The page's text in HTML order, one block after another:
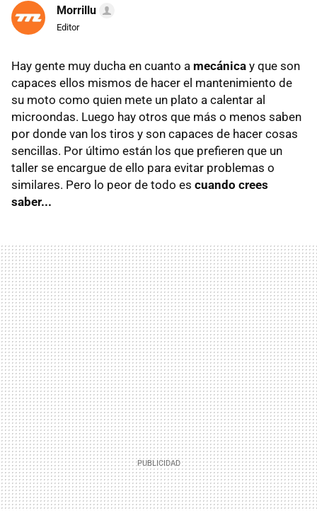
Morrillu
Editor
Hay gente muy ducha en cuanto a mecánica y que son
capaces ellos mismos de hacer el mantenimiento de
su moto como quien mete un plato a calentar al
microondas. Luego hay otros que más o menos saben
por donde van los tiros y son capaces de hacer cosas
sencillas. Por último están los que prefieren que un
taller se encargue de ello para evitar problemas o
similares. Pero lo peor de todo es cuando crees
saber...